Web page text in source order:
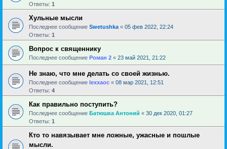
Ответы: 1
Хульные мысли
Последнее сообщение Swetushka « 05 фев 2022, 22:24
Ответы: 1
Вопрос к священнику
Последнее сообщение Роман 2 « 23 май 2021, 21:22
Не знаю, что мне делать со своей жизнью.
Последнее сообщение lexxaoc « 08 мар 2021, 12:51
Ответы: 4
Как правильно поступить?
Последнее сообщение Батюшка Антоний « 30 дек 2020, 01:27
Ответы: 1
Кто то навязывает мне ложные, ужасные и пошлые
мысли.